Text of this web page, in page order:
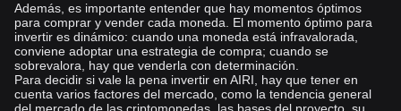
Además, es importante entender que hay momentos óptimos
para comprar y vender cada moneda. El momento óptimo para
invertir es dinámico: cuando una moneda está infravalorada,
conviene adoptar una estrategia de compra; cuando se
sobrevalora, hay que venderla con determinación.
Para decidir si vale la pena invertir en AIRI, hay que tener en
cuenta varios factores del mercado, como la tendencia general